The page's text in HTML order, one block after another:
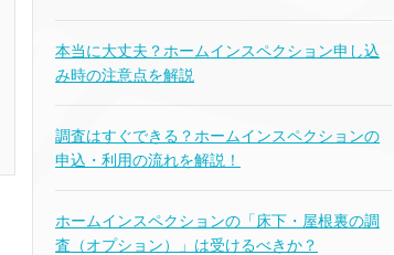
本当に大丈夫？ホームインスペクション申し込
み時の注意点を解説
調査はすぐできる？ホームインスペクションの
申込・利用の流れを解説！
ホームインスペクションの「床下・屋根裏の調
査（オプション）」は受けるべきか？